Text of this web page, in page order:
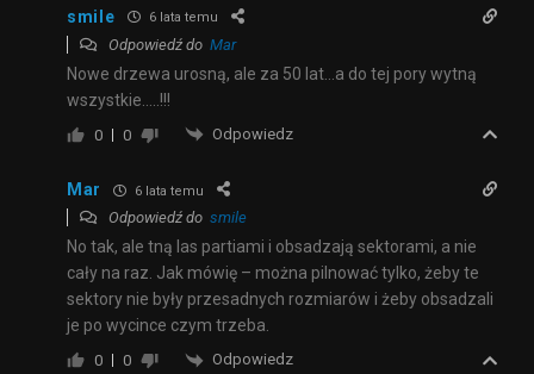
smile 6 lata temu
Odpowiedź do Mar
Nowe drzewa urosną, ale za 50 lat…a do tej pory wytną
wszystkie…..!!!
0 0 Odpowiedz
Mar 6 lata temu
Odpowiedź do smile
No tak, ale tną las partiami i obsadzają sektorami, a nie
cały na raz. Jak mówię – można pilnować tylko, żeby te
sektory nie były przesadnych rozmiarów i żeby obsadzali
je po wycince czym trzeba.
0 0 Odpowiedz